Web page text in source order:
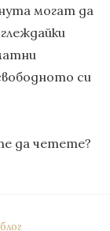
могат да
си
да четете?